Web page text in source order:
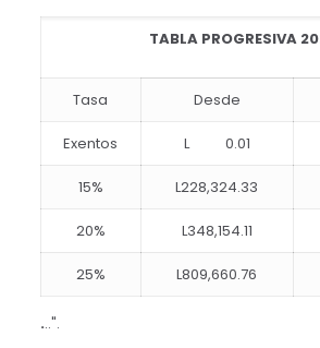
TABLA PROGRESIVA
Tasa Desde
Exentos L 0.01
15% L228,324.33
20% L348,154.11
25% L809,660.76
...".